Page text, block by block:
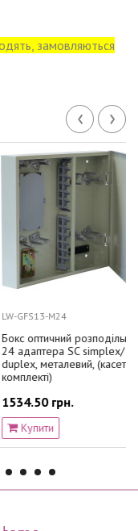
замовляються
‹ ›
M24
оптичний розподільний на
SC simplex/ LC
металевий, (касети в
грн.